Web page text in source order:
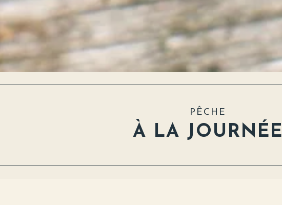
PÊCHE
À LA JOURNÉE